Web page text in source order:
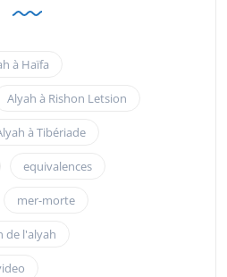
à Haïfa
Alyah à Rishon Letsion
à Tibériade
equivalences
mer-morte
de l'alyah